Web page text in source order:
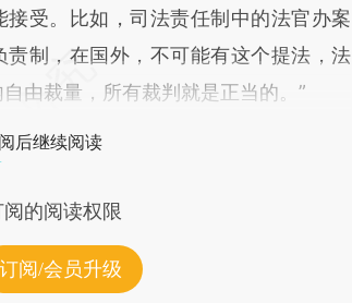
接受。比如，司法责任制中的法官办案
责制，在国外，不可能有这个提法，法
由裁量，所有裁判就是正当的。”
后继续阅读
的阅读权限
订阅/会员升级